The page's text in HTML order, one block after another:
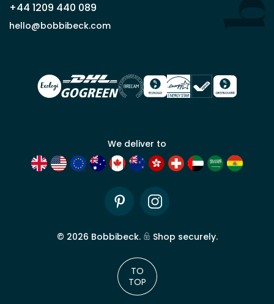
partenaire
commercial
Demander
un compte
+44 1209 440 089
hello@bobbibeck.com
We deliver to
PinterestInstagram
© 2026 Bobbibeck. Shop securely.
TO
TOP